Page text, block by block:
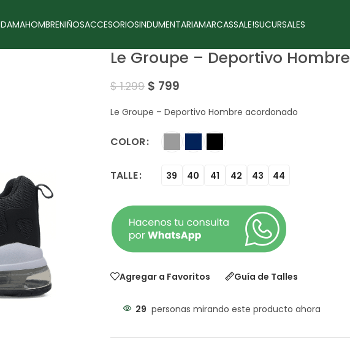
DAMAHOMBRENIÑOSACCESORIOSINDUMENTARIAMARCASSALE!SUCURSALES
Le Groupe – Deportivo Hombre
$1.299 $ 799
Le Groupe – Deportivo Hombre acordonado
COLOR
TALLE 39 40 41 42 43 44
Agregar a Favoritos Guía de Talles
29 personas mirando este producto ahora